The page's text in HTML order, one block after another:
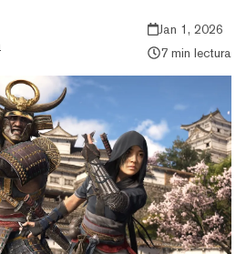
Jan 1, 2026
7 min lectura